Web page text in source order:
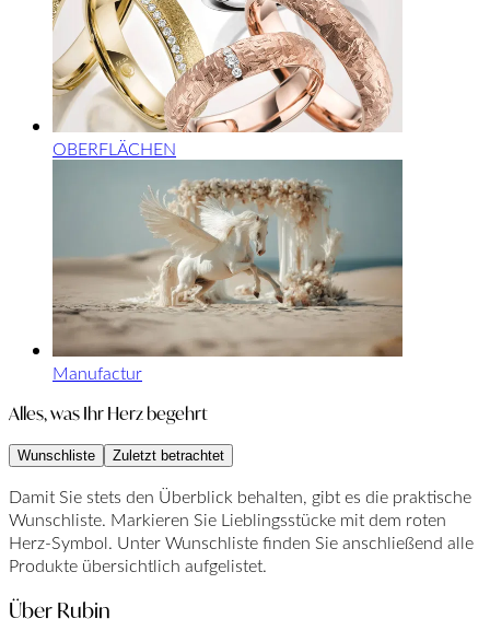
OBERFLÄCHEN
Manufactur
Alles, was Ihr Herz begehrt
Wunschliste Zuletzt betrachtet
Damit Sie stets den Überblick behalten, gibt es die praktische
Wunschliste. Markieren Sie Lieblingsstücke mit dem roten
Herz-Symbol. Unter Wunschliste finden Sie anschließend alle
Produkte übersichtlich aufgelistet.
Über Rubin